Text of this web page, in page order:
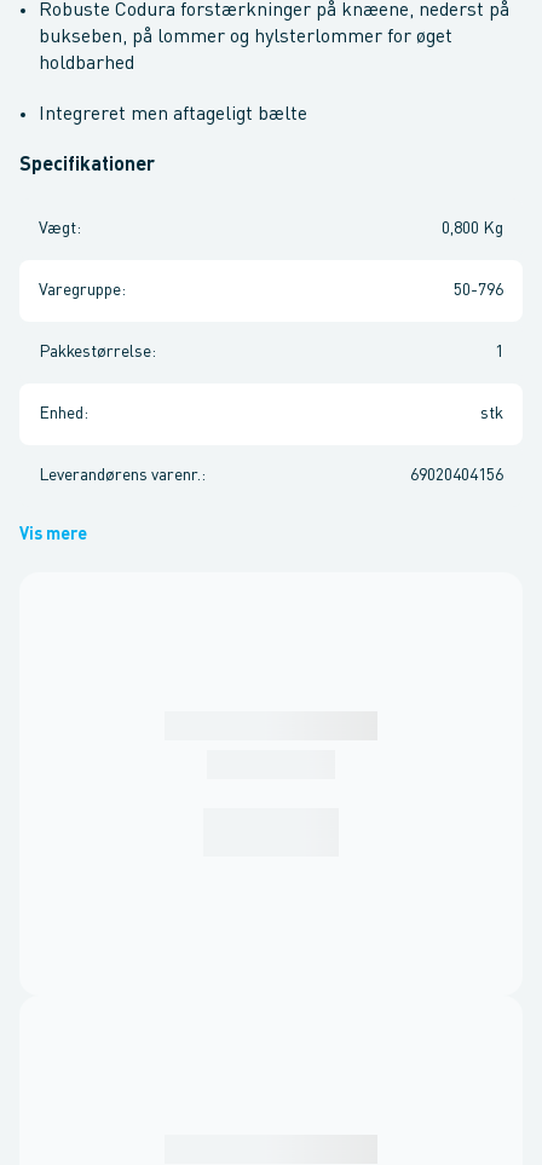
Robuste Codura forstærkninger på knæene, nederst på
bukseben, på lommer og hylsterlommer for øget
holdbarhed
Integreret men aftageligt bælte
Specifikationer
Vægt: 0,800 Kg
Varegruppe: 50-796
Pakkestørrelse: 1
Enhed : stk
Leverandørens varenr. : 69020404156
Vis mere